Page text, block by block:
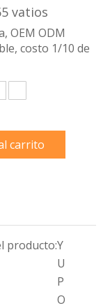
vatios
OEM ODM
costo 1/10 de
carrito
producto:Y
U
P
O